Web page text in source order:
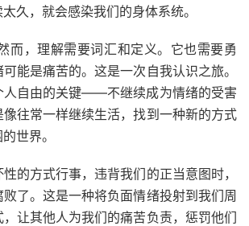
久，就会感染我们的身体系统。
而，理解需要词汇和定义。它也需要勇
能是痛苦的。这是一次自我认识之旅。
人自由的关键——不继续成为情绪的受害
往常一样继续生活，找到一种新的方式
世界。
的方式行事，违背我们的正当意图时，
了。这是一种将负面情绪投射到我们周
让其他人为我们的痛苦负责，惩罚他们